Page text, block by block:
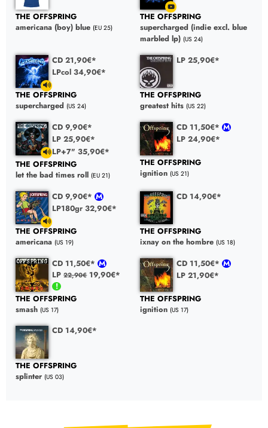
THE OFFSPRING
americana (boy) blue (EU 25)
THE OFFSPRING
supercharged (indie excl. blue
marbled lp) (US 24)
CD 21,90€*
LPcol 34,90€*
THE OFFSPRING
supercharged (US 24)
LP 25,90€*
THE OFFSPRING
greatest hits (US 22)
CD 9,90€*
LP 25,90€*
LP+7" 35,90€*
THE OFFSPRING
let the bad times roll (EU 21)
CD 11,50€*
LP 24,90€*
THE OFFSPRING
ignition (US 21)
CD 9,90€*
LP180gr 32,90€*
THE OFFSPRING
americana (US 19)
CD 14,90€*
THE OFFSPRING
ixnay on the hombre (US 18)
CD 11,50€*
LP22,90€19,90€*
THE OFFSPRING
smash (US 17)
CD 11,50€*
LP 21,90€*
THE OFFSPRING
ignition (US 17)
CD 14,90€*
THE OFFSPRING
splinter (US 03)